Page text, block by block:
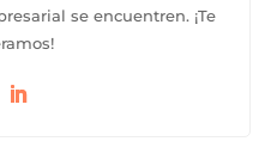
se encuentren. ¡Te